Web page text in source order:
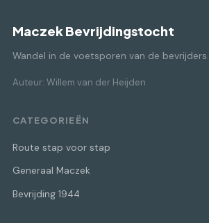
Maczek Bevrijdingstocht
Wandel in de voetsporen van de bevrijders.
Auteur: Willem van der Heijden
CATEGORIEËN
Route stap voor stap
Generaal Maczek
Bevrijding 1944